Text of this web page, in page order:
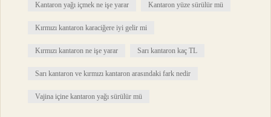
Kantaron yağı içmek ne işe yarar Kantaron yüze sürülür mü
Kırmızı kantaron karaciğere iyi gelir mi
Kırmızı kantaron ne işe yarar Sarı kantaron kaç TL
Sarı kantaron ve kırmızı kantaron arasındaki fark nedir
Vajina içine kantaron yağı sürülür mü